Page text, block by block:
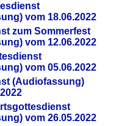
vom 18.06.2022
zum Sommerfest
vom 12.06.2022
vom 05.06.2022
(Audiofassung)
vom 26.05.2022